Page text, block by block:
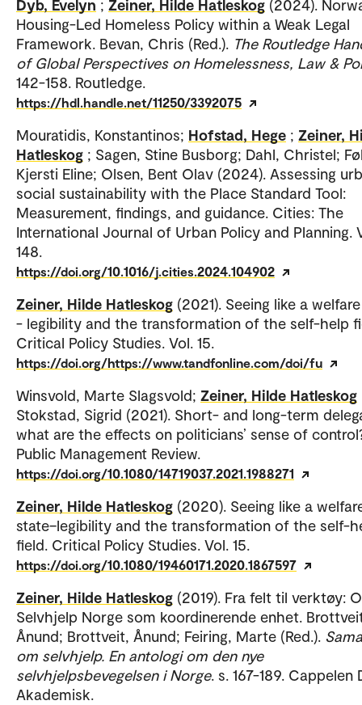
Dyb, Evelyn ; Zeiner, Hilde Hatleskog (2024).
Housing-Led Homeless Policy within a Weak Legal
Framework. Bevan, Chris (Red.). The Routledge
of Global Perspectives on Homelessness, Law &
142-158. Routledge.
https://hdl.handle.net/11250/3392075
Mouratidis, Konstantinos; Hofstad, Hege ; Zeiner,
Hatleskog ; Sagen, Stine Busborg; Dahl, Christel;
Kjersti Eline; Olsen, Bent Olav (2024). Assessing
social sustainability with the Place Standard Tool:
Measurement, findings, and guidance. Cities: The
International Journal of Urban Policy and Planning.
148.
https://doi.org/10.1016/j.cities.2024.104902
Zeiner, Hilde Hatleskog (2021). Seeing like a
- legibility and the transformation of the self-help
Critical Policy Studies. Vol. 15.
https://doi.org/https://www.tandfonline.com/doi/fu
Winsvold, Marte Slagsvold; Zeiner, Hilde Hatleskog
Stokstad, Sigrid (2021). Short- and long-term
what are the effects on politicians’ sense of
Public Management Review.
https://doi.org/10.1080/14719037.2021.1988271
Zeiner, Hilde Hatleskog (2020). Seeing like a
state–legibility and the transformation of the self-
field. Critical Policy Studies. Vol. 15.
https://doi.org/10.1080/19460171.2020.1867597
Zeiner, Hilde Hatleskog (2019). Fra felt til verktøy:
Selvhjelp Norge som koordinerende enhet.
Ånund; Brottveit, Ånund; Feiring, Marte (Red.).
om selvhjelp. En antologi om den nye
selvhjelpsbevegelsen i Norge. s. 167-189. Cappelen
Akademisk.